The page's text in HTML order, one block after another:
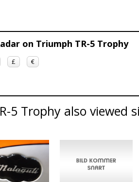
on Triumph TR-5 Trophy
£ €
5 Trophy also viewed